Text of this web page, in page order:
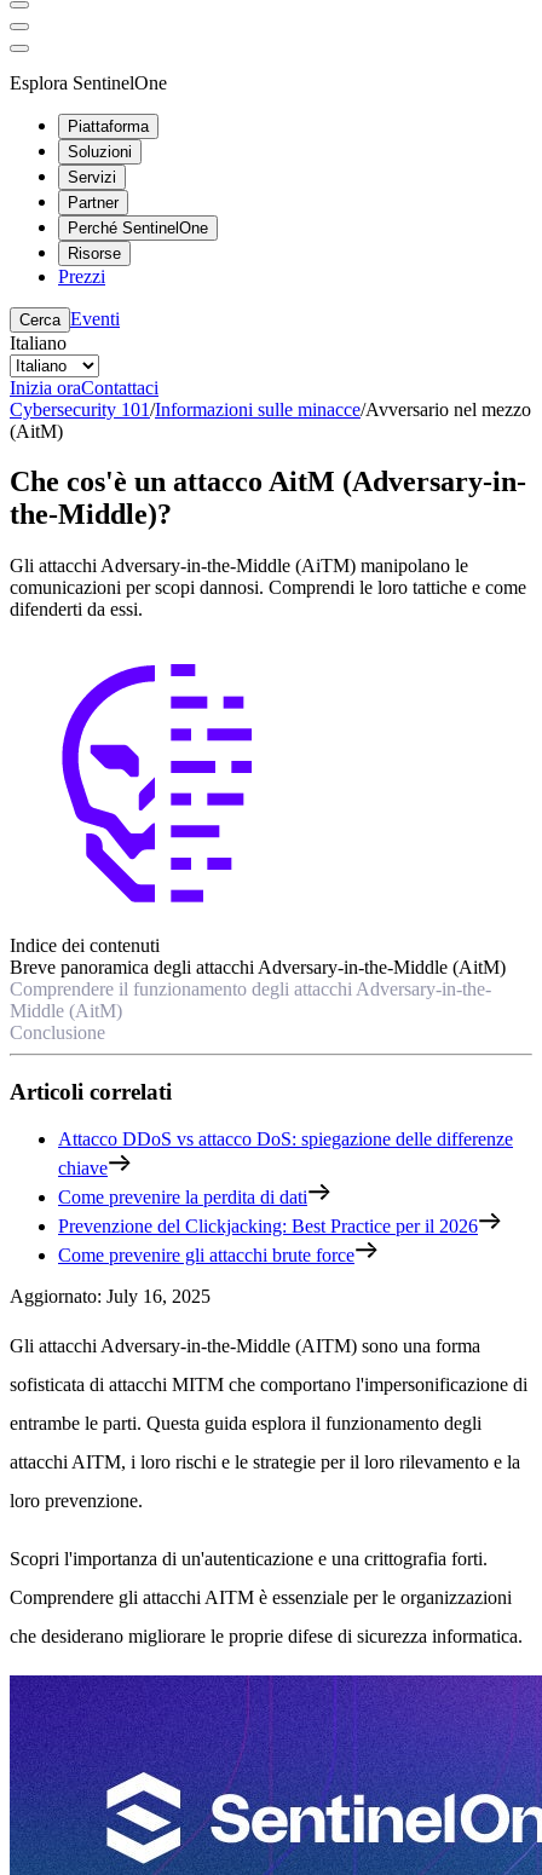
Esplora SentinelOne
Piattaforma
Soluzioni
Servizi
Partner
Perché SentinelOne
Risorse
Prezzi
Cerca Eventi
Italiano
Inizia oraContattaci
Cybersecurity 101/Informazioni sulle minacce/Avversario nel mezzo
(AitM)
Che cos'è un attacco AitM (Adversary-in-
the-Middle)?
Gli attacchi Adversary-in-the-Middle (AiTM) manipolano le
comunicazioni per scopi dannosi. Comprendi le loro tattiche e come
difenderti da essi.
Indice dei contenuti
Breve panoramica degli attacchi Adversary-in-the-Middle (AitM)
Comprendere il funzionamento degli attacchi Adversary-in-the-
Middle (AitM)
Conclusione
Articoli correlati
Attacco DDoS vs attacco DoS: spiegazione delle differenze
chiave
Come prevenire la perdita di dati
Prevenzione del Clickjacking: Best Practice per il 2026
Come prevenire gli attacchi brute force
Aggiornato: July 16, 2025
Gli attacchi Adversary-in-the-Middle (AITM) sono una forma
sofisticata di attacchi MITM che comportano l'impersonificazione di
entrambe le parti. Questa guida esplora il funzionamento degli
attacchi AITM, i loro rischi e le strategie per il loro rilevamento e la
loro prevenzione.
Scopri l'importanza di un'autenticazione e una crittografia forti.
Comprendere gli attacchi AITM è essenziale per le organizzazioni
che desiderano migliorare le proprie difese di sicurezza informatica.